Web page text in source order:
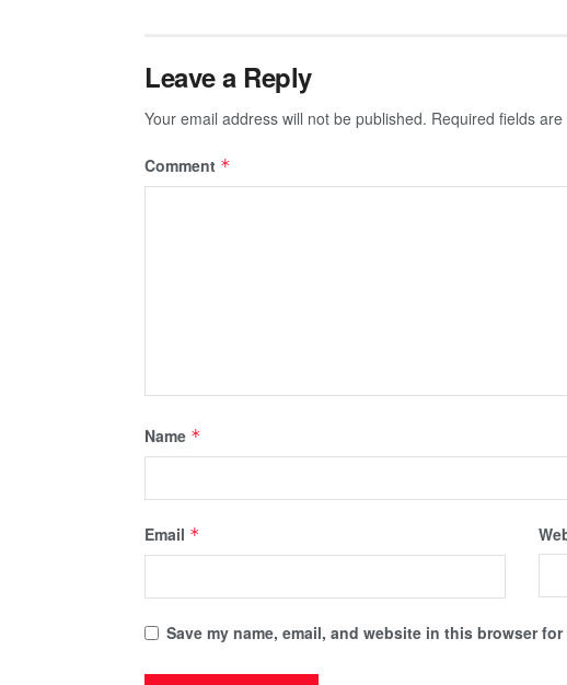
Leave a Reply
Your email address will not be published. Required fields
Comment *
Name *
Email *
Save my name, email, and website in this browser